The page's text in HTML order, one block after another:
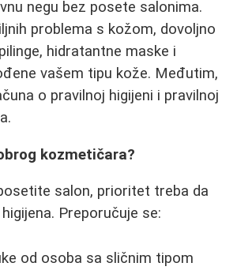
negu bez posete salonima.
problema s kožom, dovoljno
hidratantne maske i
vašem tipu kože. Međutim,
o pravilnoj higijeni i pravilnoj
kozmetičara?
salon, prioritet treba da
Preporučuje se:
od osoba sa sličnim tipom